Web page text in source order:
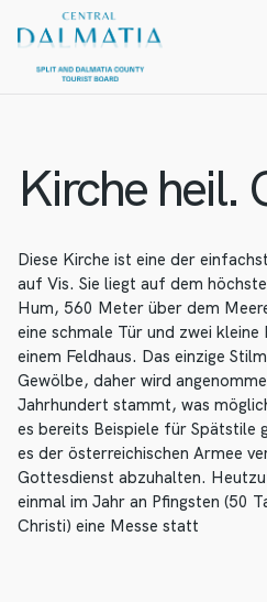
Kirche heil.
Diese Kirche ist eine der
auf Vis. Sie liegt auf dem
Hum, 560 Meter über dem
eine schmale Tür und zwei
einem Feldhaus. Das einzige
Gewölbe, daher wird
Jahrhundert stammt, was
es bereits Beispiele für Spätstile
es der österreichischen Armee
Gottesdienst abzuhalten.
einmal im Jahr an Pfingsten (50
Christi) eine Messe statt